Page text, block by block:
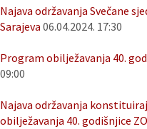
Najava održavanja Svečane
Sarajeva 06.04.2024. 17:30
Program obilježavanja 40.
09:00
Najava održavanja
obilježavanja 40. godišnjice